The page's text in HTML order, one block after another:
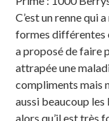
C’est un renne qui
formes différentes
a proposé de faire
attrapée une
compliments mais
aussi beaucoup
alors qu’il est très